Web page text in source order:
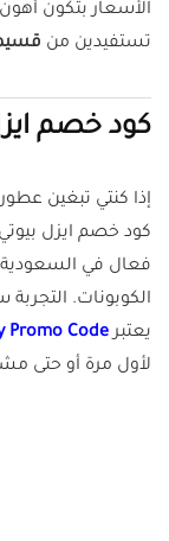
الأسعار بتكون
تستفيدين من
كود خصم
إذا كنتي تبغين
فعال في السعودية
الكوبونات.
يعتبرPromo Code
لأول مرة أو حتى